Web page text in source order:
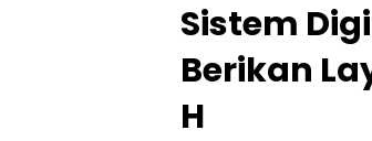
Sistem
Berikan
H